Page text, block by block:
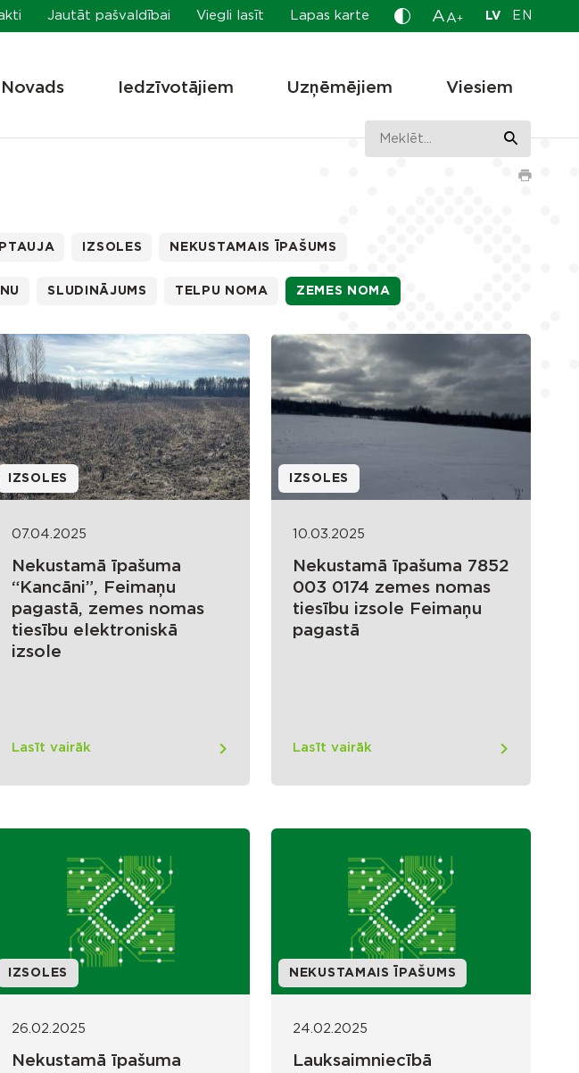
Jautāt pašvaldībai Viegli lasīt Lapas karte A A+ LV EN
Novads Iedzīvotājiem Uzņēmējiem Viesiem
IZSOLES NEKUSTAMAIS ĪPAŠUMS
SLUDINĀJUMS TELPU NOMA ZEMES NOMA
IZSOLES
07.04.2025
Nekustamā īpašuma
“Kancāni”, Feimaņu
pagastā, zemes nomas
tiesību elektroniskā
izsole
Lasīt vairāk
IZSOLES
10.03.2025
Nekustamā īpašuma 7852
003 0174 zemes nomas
tiesību izsole Feimaņu
pagastā
Lasīt vairāk
IZSOLES
26.02.2025
Nekustamā īpašuma
NEKUSTAMAIS ĪPAŠUMS
24.02.2025
Lauksaimniecībā